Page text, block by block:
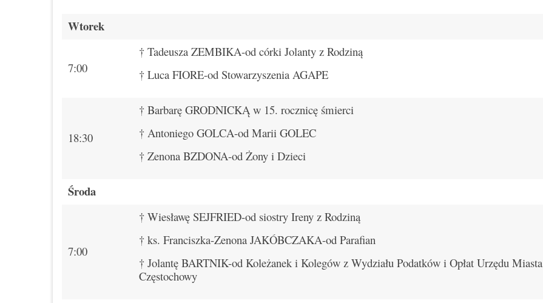
Wtorek
7:00
† Tadeusza ZEMBIKA-od córki Jolanty z Rodziną
† Luca FIORE-od Stowarzyszenia AGAPE
18:30
† Barbarę GRODNICKĄ w 15. rocznicę śmierci
† Antoniego GOLCA-od Marii GOLEC
† Zenona BZDONA-od Żony i Dzieci
Środa
7:00
† Wiesławę SEJFRIED-od siostry Ireny z Rodziną
† ks. Franciszka-Zenona JAKÓBCZAKA-od Parafian
† Jolantę BARTNIK-od Koleżanek i Kolegów z Wydziału Podatków i Opłat Urzędu Miasta
Częstochowy